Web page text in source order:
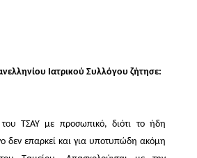
Ιατρικού Συλλόγου ζήτησε:
ΤΣΑΥ με προσωπικό, διότι το ήδη
δεν επαρκεί και για υποτυπώδη ακόμη